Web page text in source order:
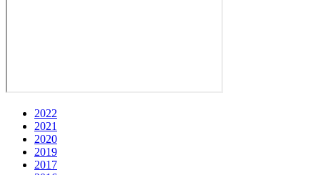
2022
2021
2020
2019
2017